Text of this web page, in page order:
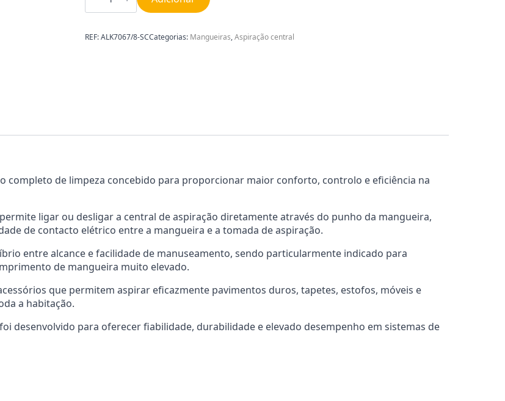
Wireless
Aspiração
Central
REF:ALK7067/8-SCCategorias: Mangueiras,Aspiração central
completo de limpeza concebido para proporcionar maior conforto, controlo e eficiência na
ligar ou desligar a central de aspiração diretamente através do punho da mangueira,
de contacto elétrico entre a mangueira e a tomada de aspiração.
entre alcance e facilidade de manuseamento, sendo particularmente indicado para
de mangueira muito elevado.
que permitem aspirar eficazmente pavimentos duros, tapetes, estofos, móveis e
a habitação.
desenvolvido para oferecer fiabilidade, durabilidade e elevado desempenho em sistemas de